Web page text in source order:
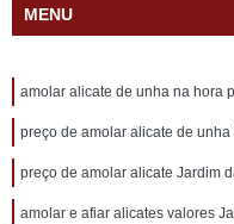
MENU
amolar alicate de unha na hora
preço de amolar alicate de unha
preço de amolar alicate Jardim
amolar e afiar alicates valores